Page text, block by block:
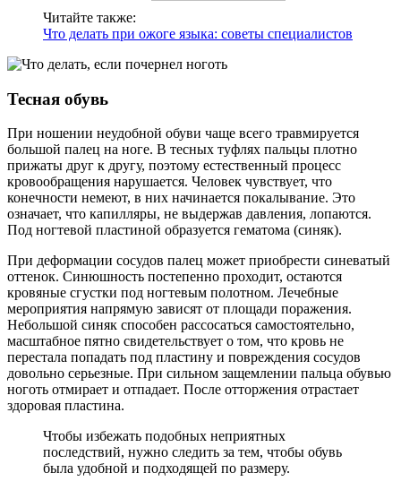
Читайте также:
Что делать при ожоге языка: советы специалистов
Тесная обувь
При ношении неудобной обуви чаще всего травмируется
большой палец на ноге. В тесных туфлях пальцы плотно
прижаты друг к другу, поэтому естественный процесс
кровообращения нарушается. Человек чувствует, что
конечности немеют, в них начинается покалывание. Это
означает, что капилляры, не выдержав давления, лопаются.
Под ногтевой пластиной образуется гематома (синяк).
При деформации сосудов палец может приобрести синеватый
оттенок. Синюшность постепенно проходит, остаются
кровяные сгустки под ногтевым полотном. Лечебные
мероприятия напрямую зависят от площади поражения.
Небольшой синяк способен рассосаться самостоятельно,
масштабное пятно свидетельствует о том, что кровь не
перестала попадать под пластину и повреждения сосудов
довольно серьезные. При сильном защемлении пальца обувью
ноготь отмирает и отпадает. После отторжения отрастает
здоровая пластина.
Чтобы избежать подобных неприятных
последствий, нужно следить за тем, чтобы обувь
была удобной и подходящей по размеру.